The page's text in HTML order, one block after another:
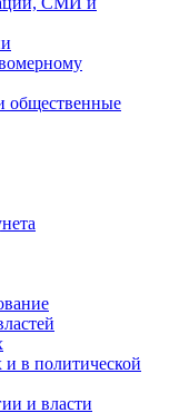
общественные
в политической
и власти